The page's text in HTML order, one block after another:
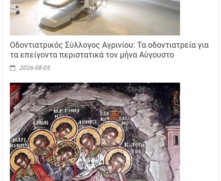
Οδοντιατρικός Σύλλογος Αγρινίου: Τα οδοντιατρεία για
τα επείγοντα περιστατικά τον μήνα Αύγουστο
2026-08-05